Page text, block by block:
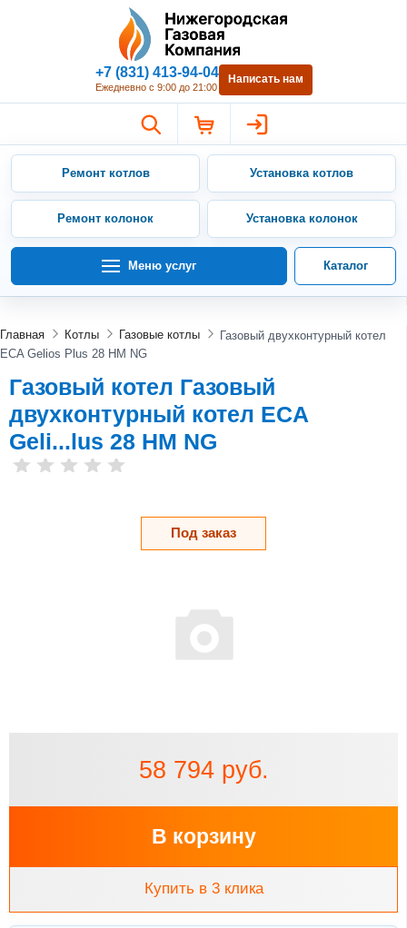
Нижегородская Газовая
+7 (831) 413-94-04
Ежедневно с 9:00 до 21:00
Написать нам
Ремонт котлов Установка котлов
Ремонт колонок Установка колонок
Меню услуг Каталог
Главная Котлы Газовые котлы
Газовый двухконтурный котел
ECA Gelios Plus 28 HM NG
Газовый котел Газовый
двухконтурный котел ECA
Geli...lus 28 HM NG
Под заказ
58 794 руб.
В корзину
Купить в 3 клика